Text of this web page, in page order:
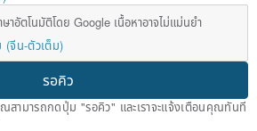
าอัตโนมัติโดย Google เนื้อหาอาจไม่แม่นยำ
(จีน-ตัวเต็ม)
รอคิว
ามารถกดปุ่ม "รอคิว" และเราจะแจ้งเตือนคุณทันที